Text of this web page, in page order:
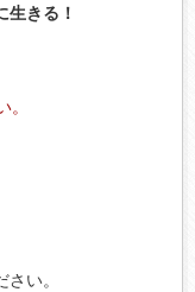
生きる！
。
い。